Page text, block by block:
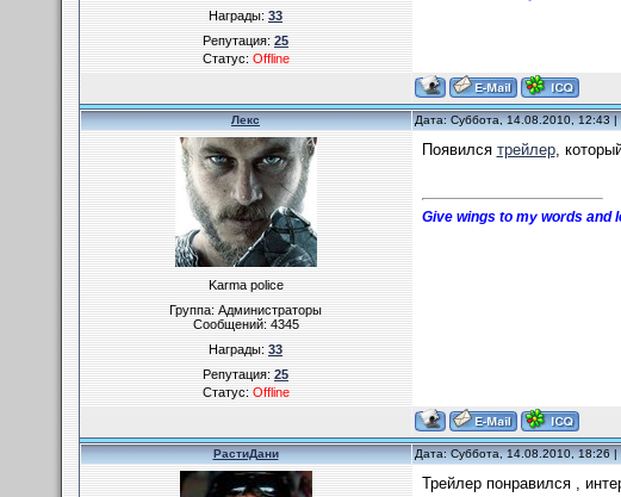
Награды:33
Репутация:25
Статус:Offline
Лекс Дата: Суббота, 14.08.2010, 12:43
Karma police
Группа: Администраторы
Сообщений:4345
Награды:33
Репутация:25
Статус:Offline
Появился трейлер,
Give wings to my words and
РастиДани Дата: Суббота, 14.08.2010, 18:26
Трейлер понравился ,